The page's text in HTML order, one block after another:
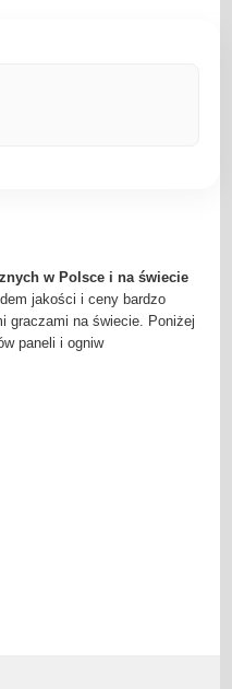
w Polsce i na świecie
jakości i ceny bardzo
graczami na świecie. Poniżej
paneli i ogniw